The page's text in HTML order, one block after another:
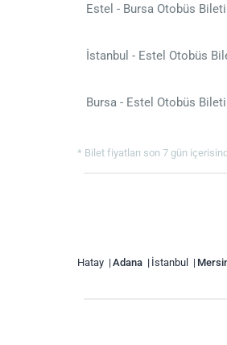
Estel - Bursa Otobüs Bileti
İstanbul - Estel Otobüs
Bursa - Estel Otobüs Bileti
* Bilet fiyatları son 7 gün
Hatay Adana İstanbul